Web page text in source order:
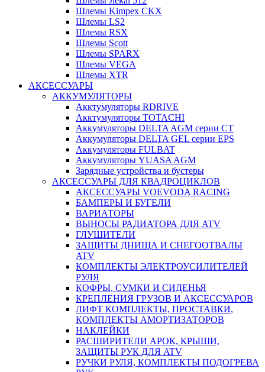
Шлемы Kimpex CKX
Шлемы LS2
Шлемы RSX
Шлемы Scott
Шлемы SPARX
Шлемы VEGA
Шлемы XTR
АКСЕССУАРЫ
АККУМУЛЯТОРЫ
Акктумуляторы RDRIVE
Акктумуляторы TOTACHI
Аккумуляторы DELTA AGM серии CT
Аккумуляторы DELTA GEL серии EPS
Аккумуляторы FULBAT
Аккумуляторы YUASA AGM
Зарядные устройства и бустеры
АКСЕССУАРЫ ДЛЯ КВАДРОЦИКЛОВ
АКСЕССУАРЫ VOEVODA RACING
БАМПЕРЫ И БУГЕЛИ
ВАРИАТОРЫ
ВЫНОСЫ РАДИАТОРА ДЛЯ ATV
ГЛУШИТЕЛИ
ЗАЩИТЫ ДНИЩА И СНЕГООТВАЛЫ
ATV
КОМПЛЕКТЫ ЭЛЕКТРОУСИЛИТЕЛЕЙ
РУЛЯ
КОФРЫ, СУМКИ И СИДЕНЬЯ
КРЕПЛЕНИЯ ГРУЗОВ И АКСЕССУАРОВ
ЛИФТ КОМПЛЕКТЫ, ПРОСТАВКИ,
КОМПЛЕКТЫ АМОРТИЗАТОРОВ
НАКЛЕЙКИ
РАСШИРИТЕЛИ АРОК, КРЫШИ,
ЗАЩИТЫ РУК ДЛЯ ATV
РУЧКИ РУЛЯ, КОМПЛЕКТЫ ПОДОГРЕВА